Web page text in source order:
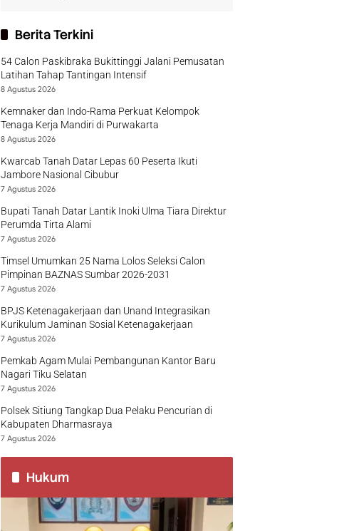
Berita Terkini
54 Calon Paskibraka Bukittinggi Jalani Pemusatan
Latihan Tahap Tantingan Intensif
8 Agustus 2026
Kemnaker dan Indo-Rama Perkuat Kelompok
Tenaga Kerja Mandiri di Purwakarta
8 Agustus 2026
Kwarcab Tanah Datar Lepas 60 Peserta Ikuti
Jambore Nasional Cibubur
7 Agustus 2026
Bupati Tanah Datar Lantik Inoki Ulma Tiara Direktur
Perumda Tirta Alami
7 Agustus 2026
Timsel Umumkan 25 Nama Lolos Seleksi Calon
Pimpinan BAZNAS Sumbar 2026-2031
7 Agustus 2026
BPJS Ketenagakerjaan dan Unand Integrasikan
Kurikulum Jaminan Sosial Ketenagakerjaan
7 Agustus 2026
Pemkab Agam Mulai Pembangunan Kantor Baru
Nagari Tiku Selatan
7 Agustus 2026
Polsek Sitiung Tangkap Dua Pelaku Pencurian di
Kabupaten Dharmasraya
7 Agustus 2026
Hukum